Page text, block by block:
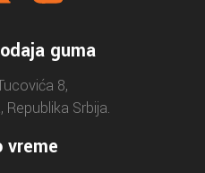
guma
8,
Srbija.
vreme